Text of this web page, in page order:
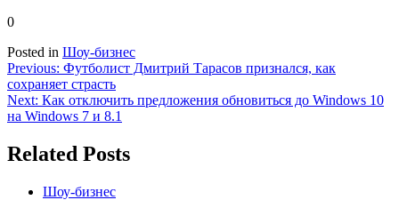
0
Posted in Шоу-бизнес
Навигация
по
записям
Previous: Футболист Дмитрий Тарасов признался, как
сохраняет страсть
Next: Как отключить предложения обновиться до Windows 10
на Windows 7 и 8.1
Related Posts
Шоу-бизнес